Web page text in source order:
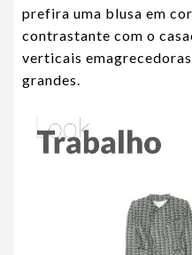
prefira uma blusa em
contrastante com o
verticais
grandes.